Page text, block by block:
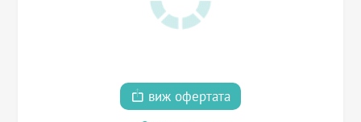
виж офертата